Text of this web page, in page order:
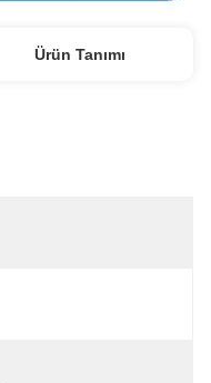
Ürün Tanımı